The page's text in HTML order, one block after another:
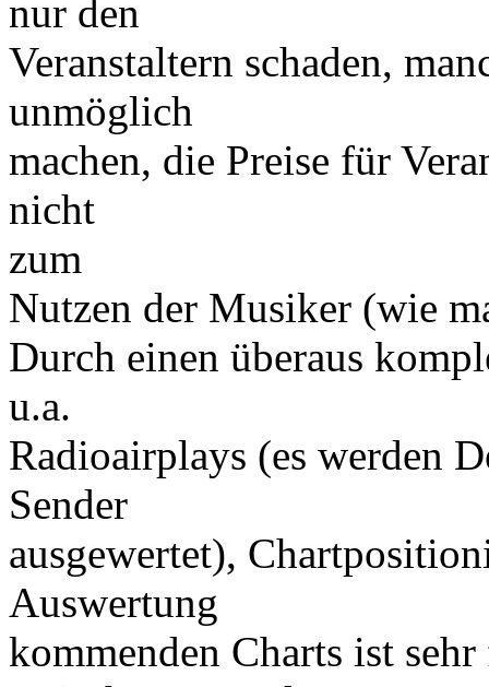
nur den
Veranstaltern schaden,
unmöglich
machen, die Preise für
nicht
zum
Nutzen der Musiker (wie
Durch einen überaus
u.a.
Radioairplays (es werden
Sender
ausgewertet),
Auswertung
kommenden Charts ist